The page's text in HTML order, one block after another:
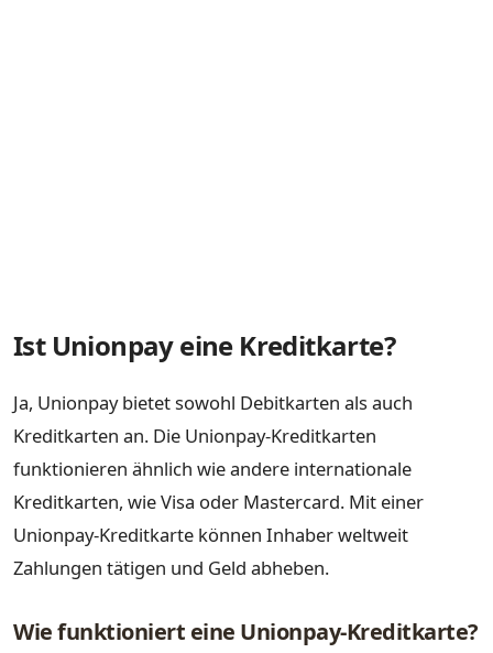
Ist Unionpay eine Kreditkarte?
Ja, Unionpay bietet sowohl Debitkarten als auch
Kreditkarten an. Die Unionpay-Kreditkarten
funktionieren ähnlich wie andere internationale
Kreditkarten, wie Visa oder Mastercard. Mit einer
Unionpay-Kreditkarte können Inhaber weltweit
Zahlungen tätigen und Geld abheben.
Wie funktioniert eine Unionpay-Kreditkarte?